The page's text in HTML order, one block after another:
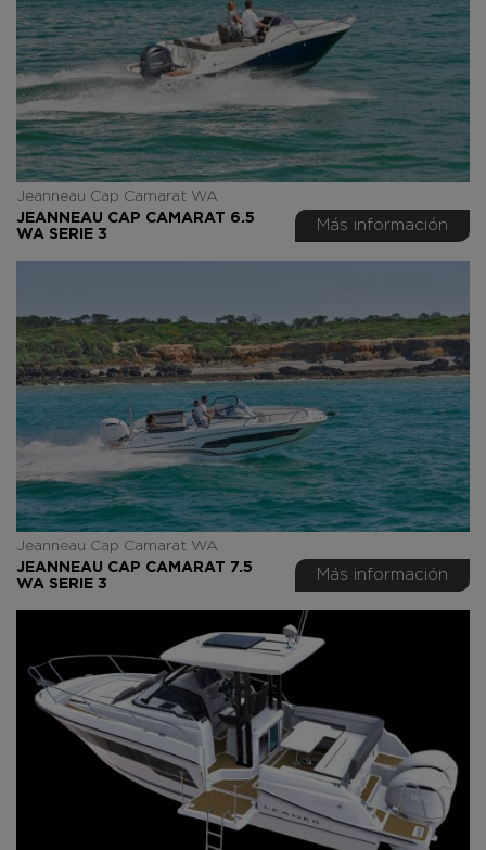
Jeanneau Cap Camarat WA
JEANNEAU CAP CAMARAT 6.5
WA SERIE 3
Más información
Jeanneau Cap Camarat WA
JEANNEAU CAP CAMARAT 7.5
WA SERIE 3
Más información